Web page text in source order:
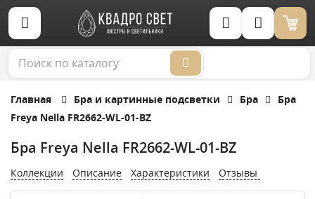
Корзина (0)
Главная Бра и картинные подсветки Бра
Бра
Freya Nella FR2662-WL-01-BZ
Бра Freya Nella FR2662-WL-01-BZ
Коллекции Описание Характеристики Отзывы